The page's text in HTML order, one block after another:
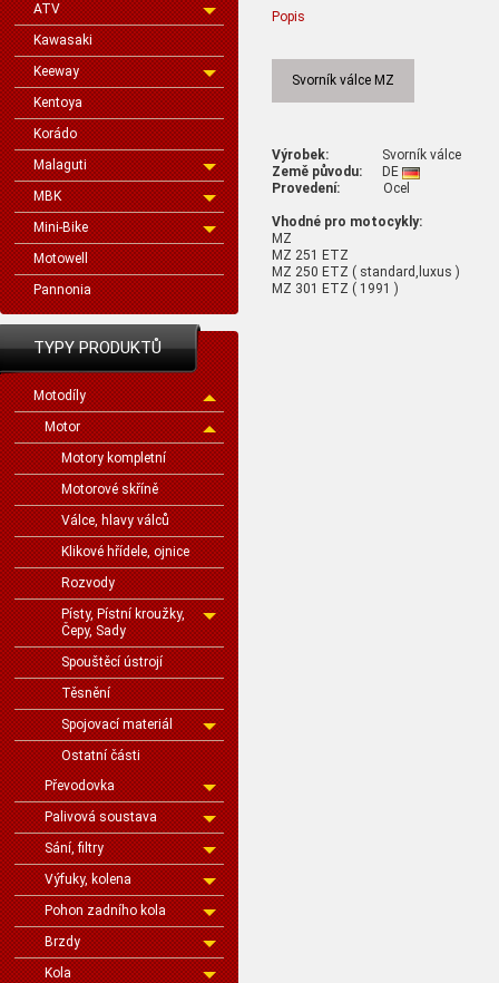
ATV
Kawasaki
Keeway
Kentoya
Korádo
Malaguti
MBK
Mini-Bike
Motowell
Pannonia
TYPY PRODUKTŮ
Motodíly
Motor
Motory kompletní
Motorové skříně
Válce, hlavy válců
Klikové hřídele, ojnice
Rozvody
Písty, Pístní kroužky,
Čepy, Sady
Spouštěcí ústrojí
Těsnění
Spojovací materiál
Ostatní části
Převodovka
Palivová soustava
Sání, filtry
Výfuky, kolena
Pohon zadního kola
Brzdy
Kola
Popis
Svorník válce MZ
Výrobek: Svorník válce
Země původu: DE
Provedení: Ocel
Vhodné pro motocykly:
MZ
MZ 251 ETZ
MZ 250 ETZ ( standard,luxus )
MZ 301 ETZ ( 1991 )